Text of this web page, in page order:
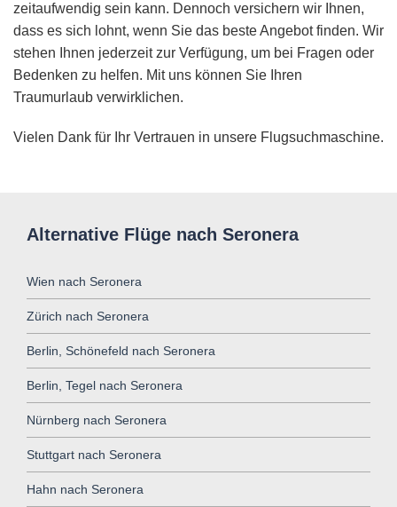
zeitaufwendig sein kann. Dennoch versichern wir Ihnen,
dass es sich lohnt, wenn Sie das beste Angebot finden. Wir
stehen Ihnen jederzeit zur Verfügung, um bei Fragen oder
Bedenken zu helfen. Mit uns können Sie Ihren
Traumurlaub verwirklichen.
Vielen Dank für Ihr Vertrauen in unsere Flugsuchmaschine.
Alternative Flüge nach Seronera
Wien nach Seronera
Zürich nach Seronera
Berlin, Schönefeld nach Seronera
Berlin, Tegel nach Seronera
Nürnberg nach Seronera
Stuttgart nach Seronera
Hahn nach Seronera